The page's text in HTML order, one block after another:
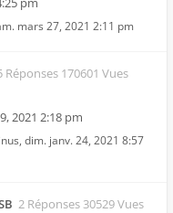
mars 27, 2021 2:11 pm
Réponses 170601 Vues
2021 2:18 pm
, dim. janv. 24, 2021 8:57
2 Réponses 30529 Vues